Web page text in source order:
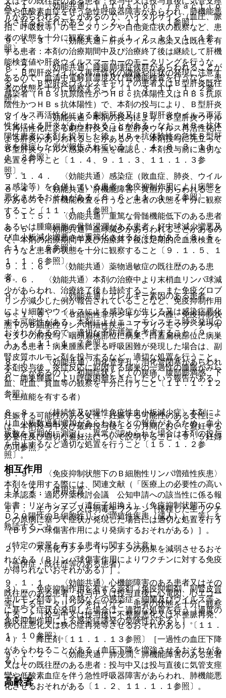
攣や低酸素血症を伴う急性呼吸器障害があらわれ、肺機能悪
化させるおそれがある〔１．２、１１．１．１参照〕。
９．１．３． 〈効能共通〉肝炎ウイルス感染又は既往を有
する患者：本剤の治療期間中及び治療終了後は継続して肝機
能検査値や肝炎ウイルスマーカーのモニタリングを行うな
ど、Ｂ型肝炎ウイルス再活性化の徴候や症状の発現に注意す
ること。Ｂ型肝炎ウイルスキャリアの患者又はＢ型肝炎既往
感染者（ＨＢｓ抗原陰性かつＨＢｃ抗体陽性又はＨＢｓ抗原
陰性かつＨＢｓ抗体陽性）で、本剤の投与により、Ｂ型肝炎
ウイルス再活性化による劇症肝炎又はＢ型肝炎ウイルス再活
性化による肝炎があらわれることがある。なお、ＨＢｓ抗体
陽性患者に本剤を投与した後、ＨＢｓ抗体陰性の急性Ｂ型肝
炎を発症した例が報告されている〔１．４、８．３、１１．
１．３参照〕。
９．１．４． 〈効能共通〉感染症（敗血症、肺炎、ウイル
ス感染等）を合併している患者：免疫抑制作用により病態を
悪化させるおそれがある〔８．６、１１．１．７参照〕。
９．１．５． 〈効能共通〉重篤な骨髄機能低下のある患者
あるいは腫瘍細胞の骨髄浸潤がある患者：好中球減少増悪及
び血小板減少増悪させ重篤化させるおそれがある〔８．５、
１１．１．６参照〕。
９．１．６． 〈効能共通〉薬物過敏症の既往歴のある患
者。
９．１．７． 〈効能共通〉アレルギー素因のある患者。
９．１．８． 〈Ｂ細胞性非ホジキンリンパ腫、免疫抑制状
態下のＢ細胞性リンパ増殖性疾患、イブリツモマブ チウキ
セタンの前投与〉咽頭扁桃部位に病巣、口蓋扁桃部位に病巣
のある患者：病巣腫脹による呼吸困難が発現した場合は、副
腎皮質ホルモン剤を投与するなど、適切な処置を行うこと。
本剤投与後、炎症反応に起因する病巣の一過性の腫脹がみら
れ、病巣腫脹により呼吸困難をきたしたという報告がある。
（生殖能を有する者）
妊娠する可能性のある女性：妊娠する可能性のある女性に
は、本剤投与中及び最終投与後１２ヵ月間において避妊する
必要性及び適切な避妊法について説明すること〔９．５妊婦
の項参照〕。
相互作用
１０．２． 併用注意：
１）． 生ワクチン又は弱毒生ワクチン［接種した生ワクチ
ンの原病に基づく症状が発現した場合には適切な処置を行う
（Ｂリンパ球傷害作用により発病するおそれがある）］。
２）． 不活化ワクチン［ワクチンの効果を減弱させるおそ
れがある（Ｂリンパ球傷害作用によりワクチンに対する免疫
が得られないおそれがある）］。
３）． 免疫抑制作用を有する薬剤（免疫抑制剤、副腎皮質
ホルモン剤等）［発熱などの感染症＜細菌及びウイルス等＞
に基づく症状が発現した場合は、適切な処置を行う（過度の
免疫抑制作用による感染症誘発の危険性がある）］。
４）． 降圧剤〔１１．１．１３参照〕［一過性の血圧下降
があらわれることがある（血圧下降を増強させるおそれがあ
る）］。
高齢者
８．１． 〈効能共通〉Ｉｎｆｕｓｉｏｎ ｒｅａｃｔｉｏ
ｎがあらわれることがあるので、バイタルサイン（血圧、脈
拍、呼吸数等）のモニタリングや自他覚症状の観察など、患
者の状態を十分に観察すること〔１．２、１１．１．１参
照〕。
８．２． 〈効能共通〉腫瘍崩壊症候群があらわれることが
あるので、血清中電解質濃度及び腎機能検査を行うなど、患
者の状態を十分に観察すること〔１．３、１１．１．２参
照〕。
８．３． 〈効能共通〉本剤の投与により、Ｂ型肝炎ウイル
ス再活性化による劇症肝炎又はＢ型肝炎ウイルス再活性化に
よる肝炎があらわれることがあるので、本剤投与に先立って
Ｂ型肝炎ウイルス感染の有無を確認し、本剤投与前に適切な
処置を行うこと〔１．４、９．１．３、１１．１．３参
照〕。
８．４． 〈効能共通〉肝機能障害、黄疸があらわれること
があるので、肝機能検査を行うなど患者の状態を十分に観察
すること〔１１．１．４参照〕。
８．５． 〈効能共通〉血球減少があらわれることがあるの
で、本剤の治療期間中及び治療終了後は定期的に血液検査を
行うなど患者の状態を十分に観察すること〔９．１．５、１
１．１．６参照〕。
８．６． 〈効能共通〉本剤の治療中より末梢血リンパ球減
少があらわれ、治療終了後も持続すること、また免疫グロブ
リンが減少した例が報告されていることなど、免疫抑制作用
により細菌やウイルスによる感染症が生じる又は感染症悪化
する可能性がある。本剤によりニューモシスチス肺炎発現の
おそれがあるので、適切な予防措置を考慮すること〔９．
１．４、１１．１．７参照〕。
８．７． 〈効能共通〉消化管穿孔・消化管閉塞があらわれ
ることがあるので、初期症状としての腹痛、腹部膨満感、下
血、吐血、貧血等の観察を十分に行うこと〔１１．１．１２
参照〕。
８．８． 〈持続性及び慢性免疫性血小板減少症〉本剤によ
り血小板数過剰増加があらわれたとの報告があるため、血小
板数を定期的に測定し、異常が認められた場合は本剤の投与
を中止するなど適切な処置を行うこと〔１５．１．２参
照〕。
８．９． 〈免疫抑制状態下のＢ細胞性リンパ増殖性疾患〉
本剤を使用する際には、関連文献（「医療上の必要性の高い
未承認薬・適応外薬検討会議 公知申請への該当性に係る報
告書：リツキシマブ（遺伝子組換え）（免疫抑制状態下のＣ
Ｄ２０陽性のＢ細胞性リンパ増殖性疾患（成人））」等）を
熟読すること。
（特定の背景を有する患者に関する注意）
（合併症・既往歴等のある患者）
９．１．１． 〈効能共通〉心機能障害のある患者又はその
既往歴のある患者：投与中又は投与直後に心電図、心エコー
等によるモニタリングを行うなど、患者の状態を十分に観察
すること（投与中又は投与後に不整脈悪化又は不整脈再発、
狭心症悪化又は狭心症再発等させるおそれがある）〔１１．
１．１０参照〕。
９．１．２． 〈効能共通〉肺浸潤、肺機能障害のある患者
又はその既往歴のある患者：投与中又は投与直後に気管支痙
攣や低酸素血症を伴う急性呼吸器障害があらわれ、肺機能悪
化させるおそれがある〔１．２、１１．１．１参照〕。